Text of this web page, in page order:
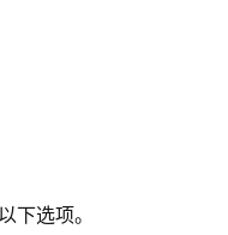
下选项。